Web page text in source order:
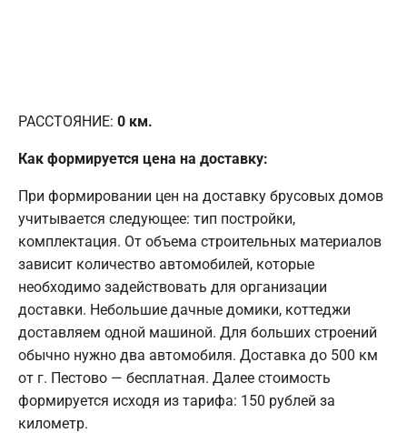
РАССТОЯНИЕ: 0 км.
Как формируется цена на доставку:
При формировании цен на доставку брусовых домов
учитывается следующее: тип постройки,
комплектация. От объема строительных материалов
зависит количество автомобилей, которые
необходимо задействовать для организации
доставки. Небольшие дачные домики, коттеджи
доставляем одной машиной. Для больших строений
обычно нужно два автомобиля. Доставка до 500 км
от г. Пестово — бесплатная. Далее стоимость
формируется исходя из тарифа: 150 рублей за
километр.